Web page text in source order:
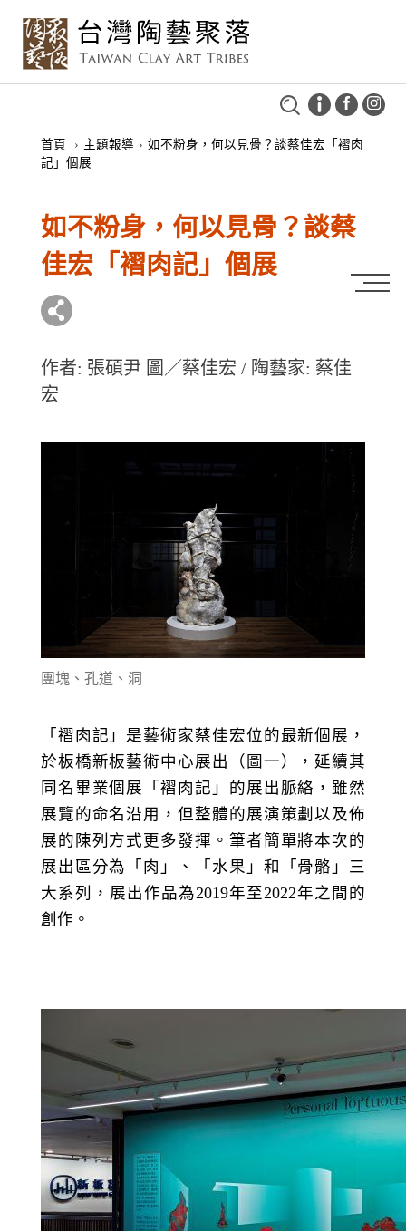
首頁 › 主題報導 › 如不粉身，何以見骨？談蔡佳宏「褶肉
記」個展
如不粉身，何以見骨？談蔡
佳宏「褶肉記」個展
作者: 張碩尹 圖／蔡佳宏 / 陶藝家: 蔡佳
宏
團塊、孔道、洞
「褶肉記」是藝術家蔡佳宏位的最新個展，
於板橋新板藝術中心展出（圖一），延續其
同名畢業個展「褶肉記」的展出脈絡，雖然
展覽的命名沿用，但整體的展演策劃以及佈
展的陳列方式更多發揮。筆者簡單將本次的
展出區分為「肉」、「水果」和「骨骼」三
大系列，展出作品為2019年至2022年之間的
創作。